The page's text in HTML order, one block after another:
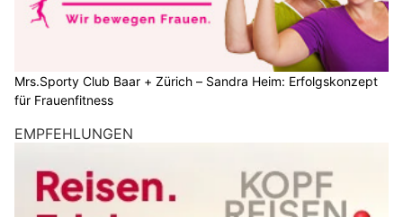
Mrs.Sporty Club Baar + Zürich – Sandra Heim: Erfolgskonzept
für Frauenfitness
EMPFEHLUNGEN